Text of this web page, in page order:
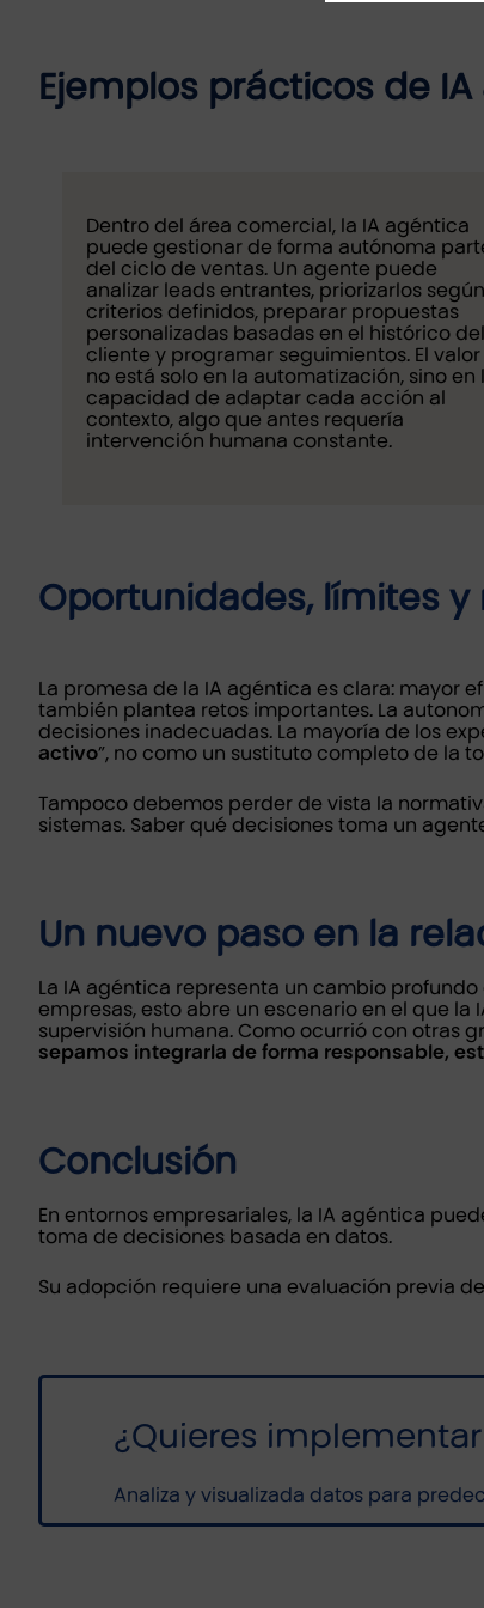
Ejemplos prácticos de
Dentro del área comercial, la IA agéntica
puede gestionar de forma autónoma
del ciclo de ventas. Un agente puede
analizar leads entrantes, priorizarlos según
criterios definidos, preparar propuestas
personalizadas basadas en el histórico del
cliente y programar seguimientos. El valor
no está solo en la automatización, sino en
capacidad de adaptar cada acción al
contexto, algo que antes requería
intervención humana constante.
Oportunidades, límites
La promesa de la IA agéntica es clara: mayor
también plantea retos importantes. La
decisiones inadecuadas. La mayoría de los
activo”, no como un sustituto completo de la
Tampoco debemos perder de vista la
sistemas. Saber qué decisiones toma un
Un nuevo paso en la
La IA agéntica representa un cambio
empresas, esto abre un escenario en el que
supervisión humana. Como ocurrió con otras
sepamos integrarla de forma responsable,
Conclusión
En entornos empresariales, la IA agéntica
toma de decisiones basada en datos.
Su adopción requiere una evaluación previa
¿Quieres
Analiza y visualizada datos para